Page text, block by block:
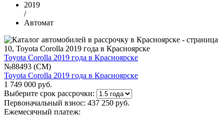
2019
/
Автомат
Toyota Corolla 2019 года в Красноярске
№88493 (CM)
Toyota Corolla 2019 года в Красноярске
1 749 000 руб.
Выберите срок рассрочки:
Первоначальный взнос: 437 250 руб.
Ежемесячный платеж: